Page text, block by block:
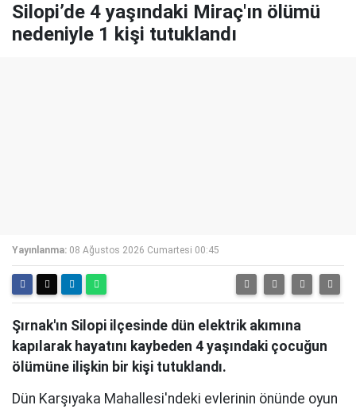
Silopi’de 4 yaşındaki Miraç'ın ölümü
nedeniyle 1 kişi tutuklandı
Yayınlanma: 08 Ağustos 2026 Cumartesi 00:45
Şırnak'ın Silopi ilçesinde dün elektrik akımına
kapılarak hayatını kaybeden 4 yaşındaki çocuğun
ölümüne ilişkin bir kişi tutuklandı.
Dün Karşıyaka Mahallesi'ndeki evlerinin önünde oyun